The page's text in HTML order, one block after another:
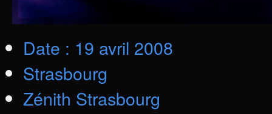
Date : 19 avril 2008
Strasbourg
Zénith Strasbourg